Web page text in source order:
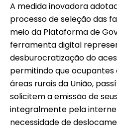
A medida inovadora
processo de seleção das
meio da Plataforma de
ferramenta digital
desburocratização do
permitindo que
áreas rurais da União,
solicitem a emissão de
integralmente pela
necessidade de